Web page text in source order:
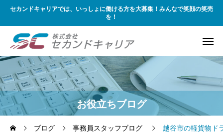
セカンドキャリアでは、いっしょに働ける方を大募集！みんなで笑顔の笑売
を！
お役立ちブログ
ブログ 事務員スタッフブログ 越谷市の軽貨物ド